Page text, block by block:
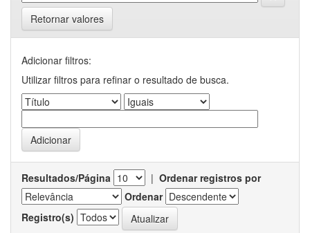
Retornar valores
Adicionar filtros:
Utilizar filtros para refinar o resultado de busca.
Resultados/Página | Ordenar registros por
Ordenar
Registro(s)